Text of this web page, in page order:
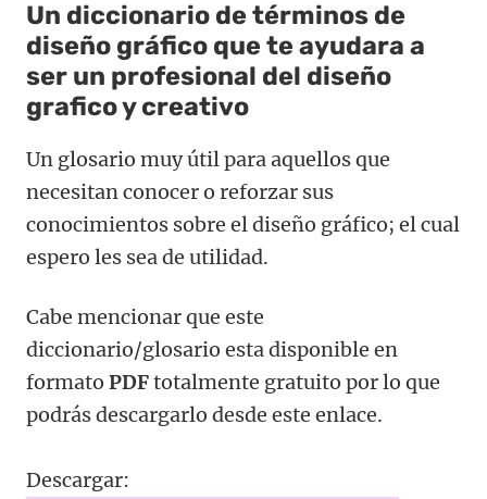
Un diccionario de términos de
diseño gráfico que te ayudara a
ser un profesional del diseño
grafico y creativo
Un glosario muy útil para aquellos que
necesitan conocer o reforzar sus
conocimientos sobre el diseño gráfico; el cual
espero les sea de utilidad.
Cabe mencionar que este
diccionario/glosario esta disponible en
formato PDFtotalmente gratuito por lo que
podrás descargarlo desde este enlace.
Descargar: